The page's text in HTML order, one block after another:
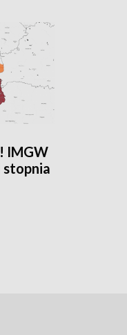
IMGW
stopnia